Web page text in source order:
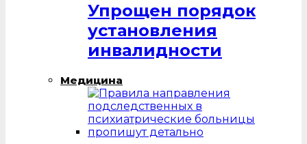
Упрощен порядок
установления
инвалидности
Медицина